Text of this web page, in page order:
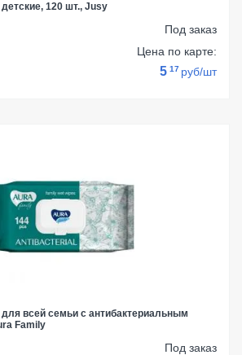
120 шт., Jusy
Под заказ
Цена по карте:
5 17 руб/шт
всей семьи с антибактериальным
Family
Под заказ